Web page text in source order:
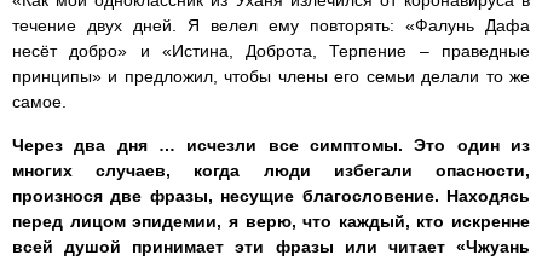
течение двух дней. Я велел ему повторять: «Фалунь Дафа
несёт добро» и «Истина, Доброта, Терпение ‒ праведные
принципы» и предложил, чтобы члены его семьи делали то же
самое.
Через два дня … исчезли все симптомы. Это один из
многих случаев, когда люди избегали опасности,
произнося две фразы, несущие благословение. Находясь
перед лицом эпидемии, я верю, что каждый, кто искренне
всей душой принимает эти фразы или читает «Чжуань